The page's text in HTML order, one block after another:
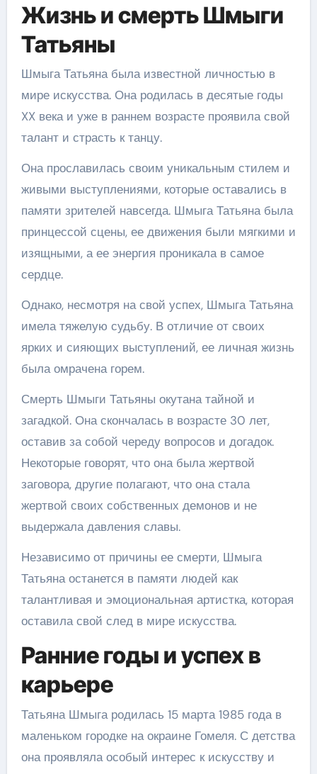
Жизнь и смерть Шмыги
Татьяны
Шмыга Татьяна была известной личностью в
мире искусства. Она родилась в десятые годы
XX века и уже в раннем возрасте проявила свой
талант и страсть к танцу.
Она прославилась своим уникальным стилем и
живыми выступлениями, которые оставались в
памяти зрителей навсегда. Шмыга Татьяна была
принцессой сцены, ее движения были мягкими и
изящными, а ее энергия проникала в самое
сердце.
Однако, несмотря на свой успех, Шмыга Татьяна
имела тяжелую судьбу. В отличие от своих
ярких и сияющих выступлений, ее личная жизнь
была омрачена горем.
Смерть Шмыги Татьяны окутана тайной и
загадкой. Она скончалась в возрасте 30 лет,
оставив за собой череду вопросов и догадок.
Некоторые говорят, что она была жертвой
заговора, другие полагают, что она стала
жертвой своих собственных демонов и не
выдержала давления славы.
Независимо от причины ее смерти, Шмыга
Татьяна останется в памяти людей как
талантливая и эмоциональная артистка, которая
оставила свой след в мире искусства.
Ранние годы и успех в
карьере
Татьяна Шмыга родилась 15 марта 1985 года в
маленьком городке на окраине Гомеля. С детства
она проявляла особый интерес к искусству и